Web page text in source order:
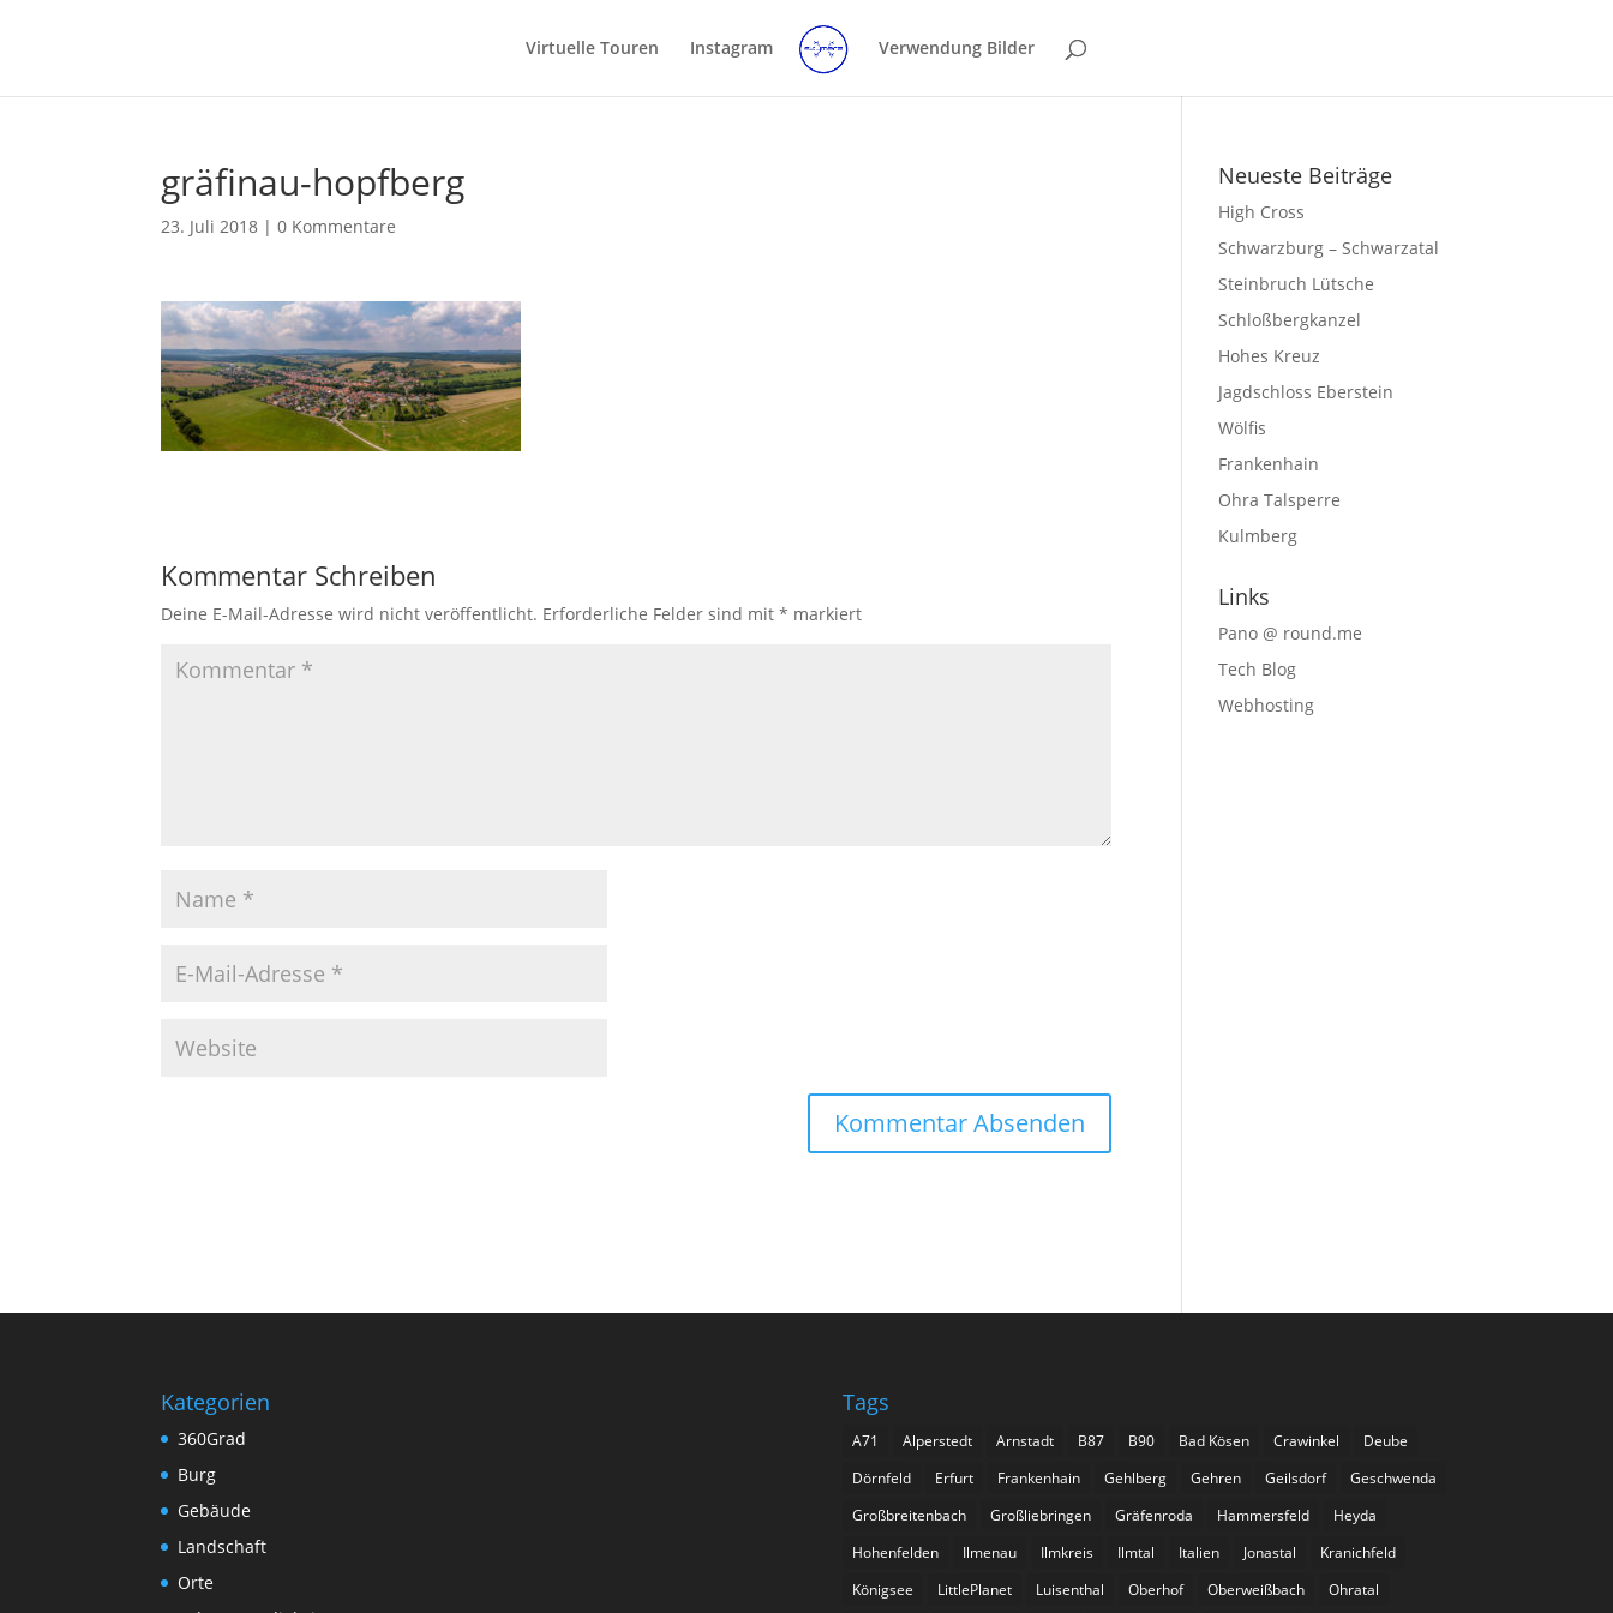
Virtuelle Touren Instagram Verwendung Bilder
gräfinau-hopfberg
23. Juli 2018 |0 Kommentare
Kommentar Schreiben
Deine E-Mail-Adresse wird nicht veröffentlicht. Erforderliche Felder sind mit* markiert
Neueste Beiträge
High Cross
Schwarzburg – Schwarzatal
Steinbruch Lütsche
Schloßbergkanzel
Hohes Kreuz
Jagdschloss Eberstein
Wölfis
Frankenhain
Ohra Talsperre
Kulmberg
Links
Pano @ round.me
Tech Blog
Webhosting
Kategorien
360Grad
Burg
Gebäude
Landschaft
Orte
Tags
A71 Alperstedt Arnstadt B87 B90 Bad Kösen Crawinkel
Deube
Dörnfeld
Erfurt Frankenhain Gehlberg Gehren Geilsdorf
Geschwenda
Großbreitenbach
Großliebringen Gräfenroda Hammersfeld
Heyda
Hohenfelden
Ilmenau Ilmkreis Ilmtal Italien Jonastal
Kranichfeld
Königsee
LittlePlanet Luisenthal Oberhof Oberweißbach Ohratal